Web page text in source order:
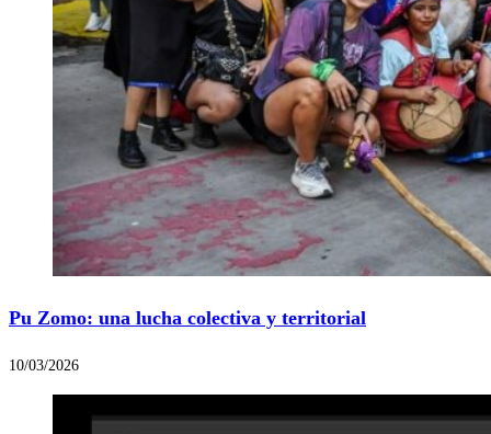
Pu Zomo: una lucha colectiva y territorial
10/03/2026